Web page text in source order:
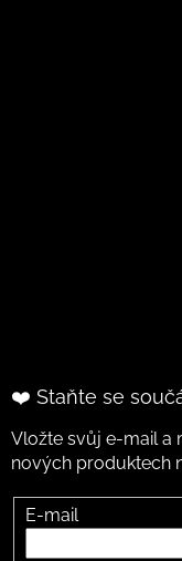
❤️ Staňte se
Vložte svůj e-mail a
nových produktech
E-mail